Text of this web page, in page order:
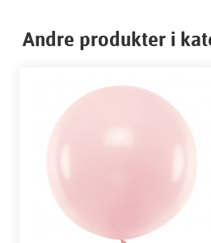
Andre produkter i